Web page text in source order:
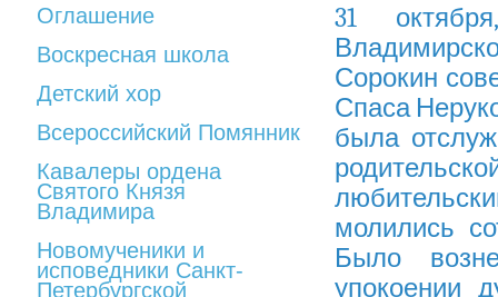
Оглашение
Воскресная школа
Детский хор
Всероссийский Помянник
Кавалеры ордена
Святого Князя
Владимира
Новомученики и
исповедники Санкт-
Петербургской
31
Сорокин
Спаса
была
молились
Было
упокоении